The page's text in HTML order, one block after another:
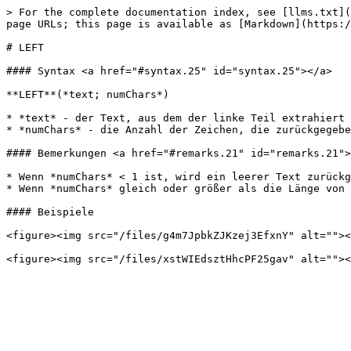
> For the complete documentation index, see
page URLs; this page is available as
# LEFT
#### Syntax <a href="#syntax.25" id="syntax.25"></a>
**LEFT**(*text; numChars*)
* *text* - der Text, aus dem der linke Teil extrahiert
* *numChars* - die Anzahl der Zeichen, die
#### Bemerkungen <a href="#remarks.21"
* Wenn *numChars* < 1 ist, wird ein leerer Text
* Wenn *numChars* gleich oder größer als die Länge
#### Beispiele
<figure><img src="/files/g4m7JpbkZJKzej3EfxnY"